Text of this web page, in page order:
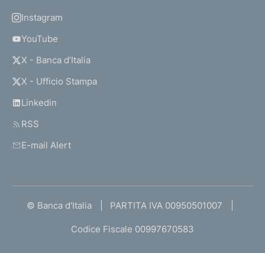
Instagram
YouTube
X - Banca d’Italia
X - Ufficio Stampa
Linkedin
RSS
E-mail Alert
© Banca d'Italia PARTITA IVA 00950501007
Codice Fiscale 00997670583